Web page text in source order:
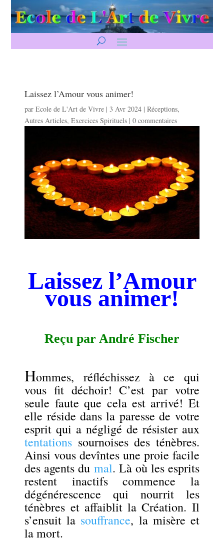
Laissez l’Amour vous animer!
parEcole de L'Art de Vivre | 3 Avr 2024 |Réceptions,
Autres Articles,Exercices Spirituels |0 commentaires
Laissez l’Amour
vous animer!
Reçu par André Fischer
Hommes, réfléchissez à ce qui
vous fit déchoir! C’est par votre
seule faute que cela est arrivé! Et
elle réside dans la paresse de votre
esprit qui a négligé de résister aux
tentations sournoises des ténèbres.
Ainsi vous devîntes une proie facile
des agents du mal. Là où les esprits
restent inactifs commence la
dégénérescence qui nourrit les
ténèbres et affaiblit la Création. Il
s’ensuit la souffrance, la misère et
la mort.